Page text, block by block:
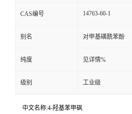
CAS编号 14763-60-1
别名 对甲基磺酰苯酚
纯度 见详情%
级别 工业级
中文名称:4-羟基苯甲砜